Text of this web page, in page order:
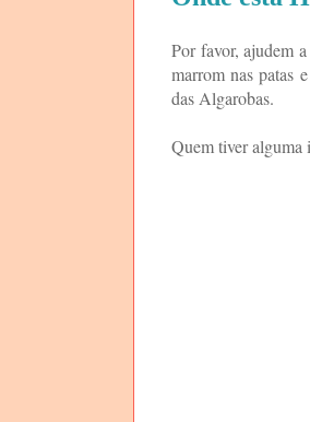
Por favor, ajudem
marrom nas patas
das Algarobas.
Quem tiver alguma